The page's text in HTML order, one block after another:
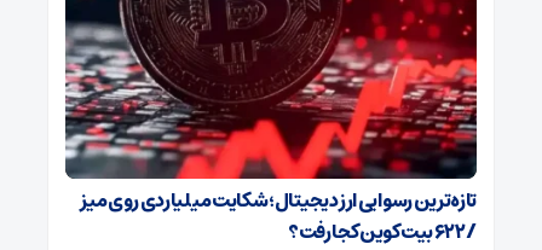
تازه‌ترین رسوایی ارز دیجیتال؛ شکایت میلیاردی روی میز
/ ۶۲۲ بیت‌کوین کجا رفت؟